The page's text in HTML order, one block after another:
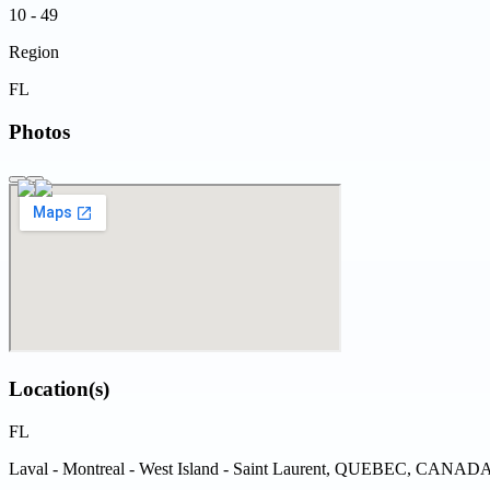
10 - 49
Region
FL
Photos
Location(s)
FL
Laval - Montreal - West Island - Saint Laurent, QUEBEC,